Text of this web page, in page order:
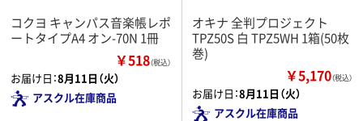
コクヨ キャンパス音楽帳レポ
ートタイプA4 オン-70N 1冊
￥518（税込）
お届け日：8月11日（火）
アスクル在庫商品
オキナ 全判プロジェクト
TPZ50S 白 TPZ5WH 1箱(50枚
巻)
￥5,170（税込）
お届け日：8月11日（火）
アスクル在庫商品